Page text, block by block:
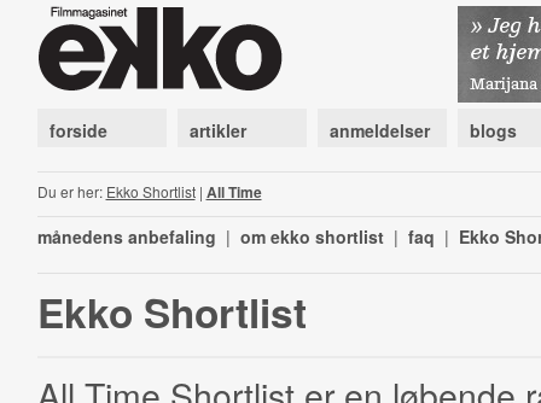
forside artikler anmeldelser blogs
Du er her: Ekko Shortlist| All Time
månedens anbefaling | om ekko shortlist | faq | Ekko
Ekko Shortlist